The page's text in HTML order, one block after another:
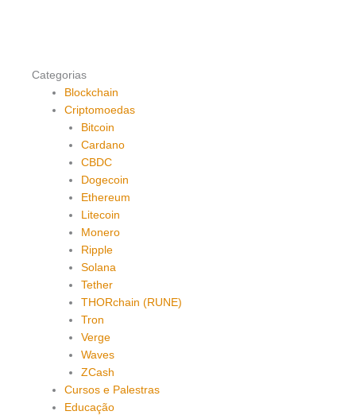
Categorias
Blockchain
Criptomoedas
Bitcoin
Cardano
CBDC
Dogecoin
Ethereum
Litecoin
Monero
Ripple
Solana
Tether
THORchain (RUNE)
Tron
Verge
Waves
ZCash
Cursos e Palestras
Educação